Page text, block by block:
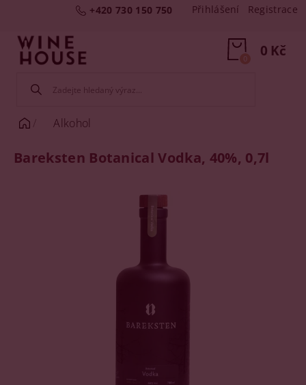
+420 730 150 750 Přihlášení Registrace
0 Kč
0
Alkohol
Bareksten Botanical Vodka, 40%, 0,7l